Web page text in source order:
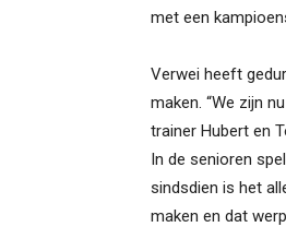
met een
Verwei heeft
maken. “We zijn
trainer Hubert en
In de senioren
sindsdien is het
maken en dat